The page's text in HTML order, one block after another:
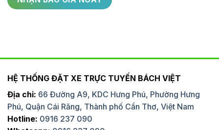
HỆ THỐNG ĐẶT XE TRỰC TUYẾN BÁCH VIỆT
Địa chỉ: 66 Đường A9, KDC Hưng Phú, Phường Hưng
Phú, Quận Cái Răng, Thành phố Cần Thơ, Việt Nam
Hotline: 0916 237 090